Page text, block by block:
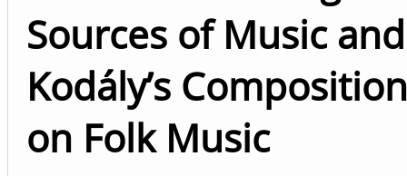
Sources of Music
Kodály’s
on Folk Music